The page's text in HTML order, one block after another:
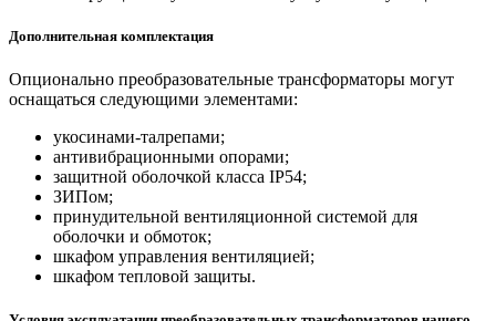
Дополнительная комплектация
Опционально преобразовательные трансформаторы могут
оснащаться следующими элементами:
укосинами-талрепами;
антивибрационными опорами;
защитной оболочкой класса IP54;
ЗИПом;
принудительной вентиляционной системой для
оболочки и обмоток;
шкафом управления вентиляцией;
шкафом тепловой защиты.